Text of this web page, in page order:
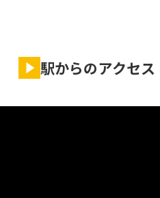
駅からのアクセス